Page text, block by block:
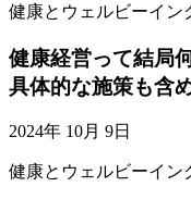
健康とウェルビーイン
健康経営って結局
具体的な施策も含
2024年 10月 9日
健康とウェルビーイン